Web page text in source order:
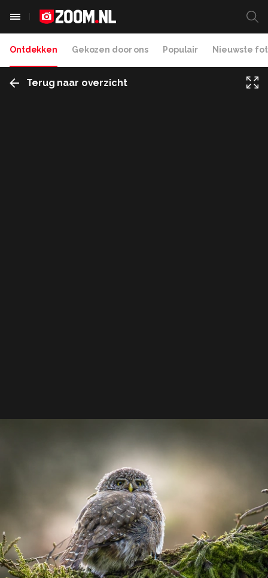
Ontdekken Gekozen door ons Populair Nieuwste
Terug naar overzicht